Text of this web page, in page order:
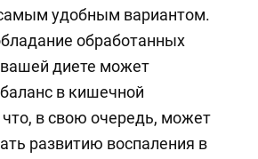
удобным вариантом.
обработанных
вашей диете может
в кишечной
в свою очередь, может
развитию воспаления в